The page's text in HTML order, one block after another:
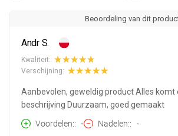
Beoordeling van dit
Andr S.
Kwaliteit:
Verschijning:
Aanbevolen, geweldig product Alles komt
beschrijving Duurzaam, goed gemaakt
Voordelen:
- Nadelen: -